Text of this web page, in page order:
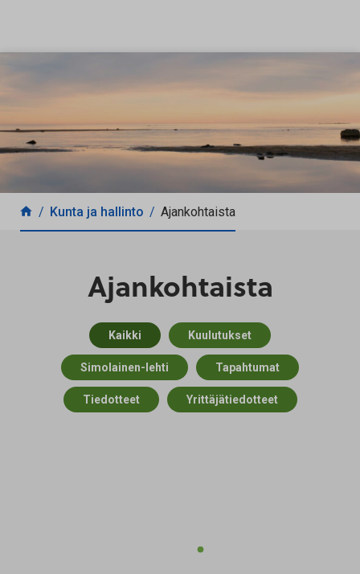
Kunta ja hallinto Ajankohtaista
Ajankohtaista
Kaikki Kuulutukset
Simolainen-lehti Tapahtumat
Tiedotteet Yrittäjätiedotteet